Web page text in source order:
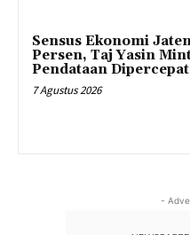
Sensus Ekonomi
Persen, Taj Yasin
Pendataan Dipercepat
7 Agustus 2026
-